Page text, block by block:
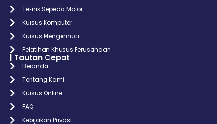
Teknik Sepeda Motor
Kursus Komputer
Kursus Mengemudi
Pelatihan Khusus Perusahaan
| Tautan Cepat
Beranda
Tentang Kami
Kursus Online
FAQ
Kebijakan Privasi